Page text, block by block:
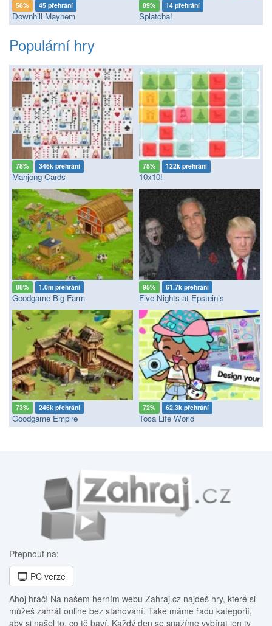
56% 45 přehrání
Downhill Mayhem
89% 14 přehrání
Splatcha!
Populární hry
78% 346k přehrání
Mahjong Cards
75% 122k přehrání
10x10!
88% 1.0m přehrání
Goodgame Big Farm
95% 61.7k přehrání
Five Nights at Epstein’s
73% 246k přehrání
Goodgame Empire
72% 62.3k přehrání
Toca Life World
Přepnout na:
PC verze
Ahoj hráč! Na našem herním webu Zahraj.cz najdeš hry, které si
můžeš zahrát online bez stahování. Také máme řadu kategorií,
aby si našel to, co tě baví. Každý den se snažíme vybírat jen ty